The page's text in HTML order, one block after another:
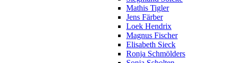
Mathis Tigler
Jens Färber
Loek Hendrix
Magnus Fischer
Elisabeth Sieck
Ronja Schmölders